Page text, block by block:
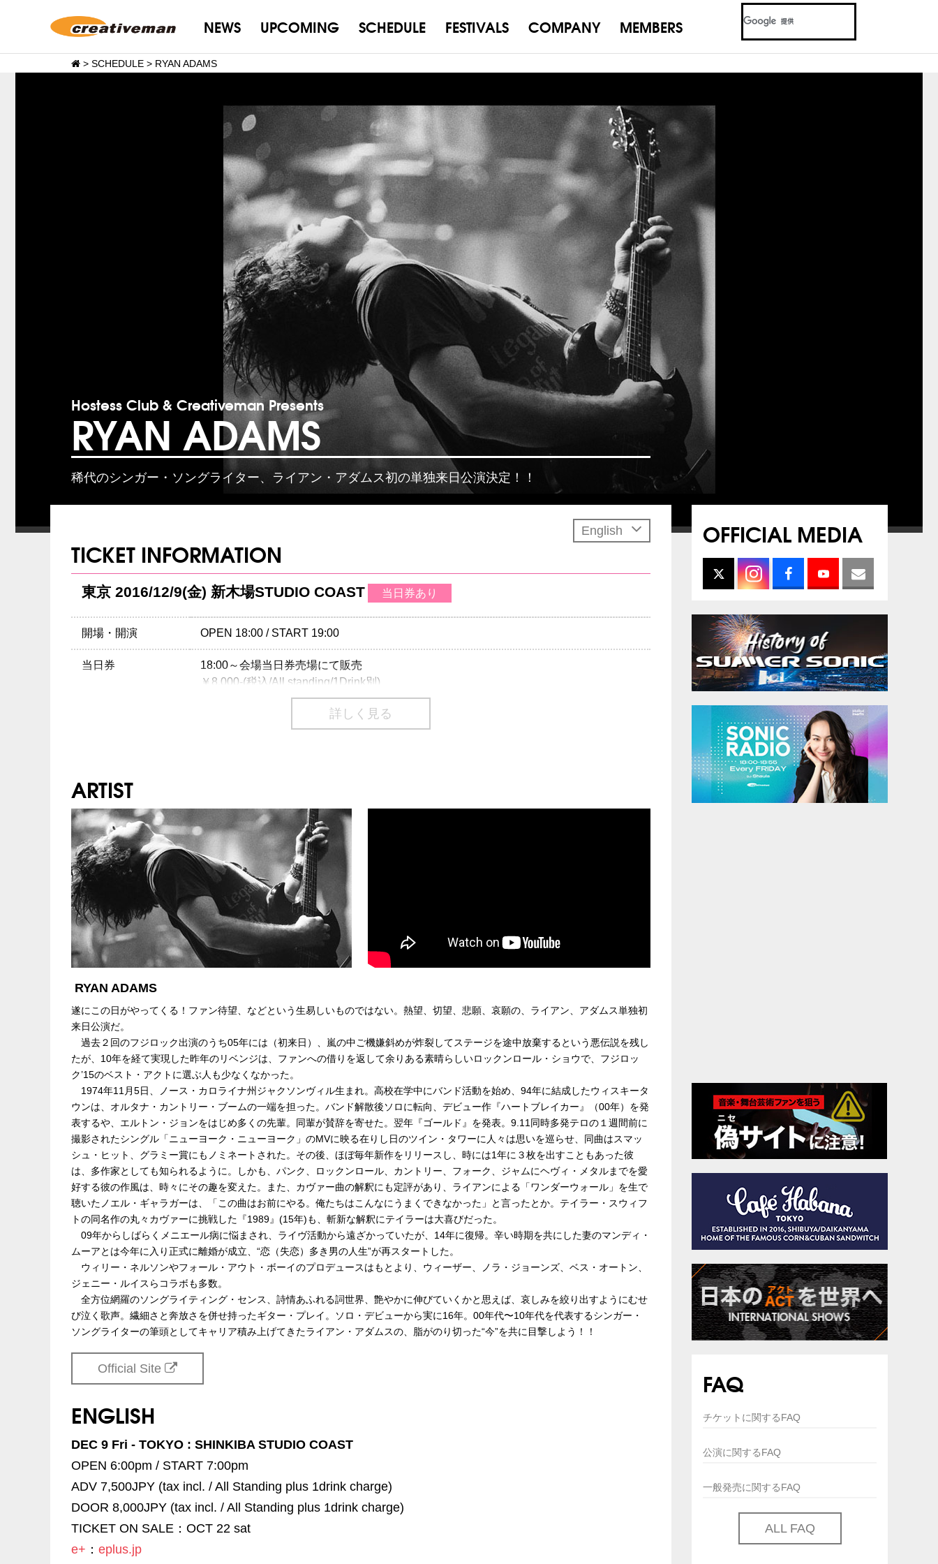
NEWS UPCOMING SCHEDULE FESTIVALS COMPANY MEMBERS
> SCHEDULE > RYAN ADAMS
Hostess Club & Creativeman Presents
RYAN ADAMS
稀代のシンガー・ソングライター、ライアン・アダムス初の単独来日公演決定！！
English
TICKET INFORMATION
東京 2016/12/9(金) 新木場STUDIO COAST 当日券あり
開場・開演 OPEN 18:00 / START 19:00
当日券
18:00～会場当日券売場にて販売
￥8,000-(税込/All standing/1Drink別)
￥7,500-(税込/All standing/1Drink別)
ローソンチケット：0570-084-003（Lコード：73706）
楽天チケット ：http://r-t.jp/ryanadams
※0570で始まる電話番号は、一部携帯・PHS不可
注意事項 未就学児（6歳未満）のご入場はお断りさせていただきます。
INFO クリエイティブマン TEL：03-3499-6669
主催：クリエイティブマン /Hostess Entertainment
詳しく見る
ARTIST
RYAN ADAMS
遂にこの日がやってくる！ファン待望、などという生易しいものではない。熱望、切望、悲願、哀願の、ライアン、アダムス単独初
来日公演だ。
過去２回のフジロック出演のうち05年には（初来日）、嵐の中ご機嫌斜めが炸裂してステージを途中放棄するという悪伝説を残し
たが、10年を経て実現した昨年のリベンジは、ファンへの借りを返して余りある素晴らしいロックンロール・ショウで、フジロッ
ク’15のベスト・アクトに選ぶ人も少なくなかった。
1974年11月5日、ノース・カロライナ州ジャクソンヴィル生まれ。高校在学中にバンド活動を始め、94年に結成したウィスキータ
ウンは、オルタナ・カントリー・ブームの一端を担った。バンド解散後ソロに転向、デビュー作『ハートブレイカー』（00年）を発
表するや、エルトン・ジョンをはじめ多くの先輩。同輩が賛辞を寄せた。翌年『ゴールド』を発表。9.11同時多発テロの１週間前に
撮影されたシングル「ニューヨーク・ニューヨーク」のMVに映る在りし日のツイン・タワーに人々は思いを巡らせ、同曲はスマッ
シュ・ヒット、グラミー賞にもノミネートされた。その後、ほぼ毎年新作をリリースし、時には1年に３枚を出すこともあった彼
は、多作家としても知られるように。しかも、パンク、ロックンロール、カントリー、フォーク、ジャムにヘヴィ・メタルまでを愛
好する彼の作風は、時々にその趣を変えた。また、カヴァー曲の解釈にも定評があり、ライアンによる「ワンダーウォール」を生で
聴いたノエル・ギャラガーは、「この曲はお前にやる。俺たちはこんなにうまくできなかった」と言ったとか。テイラー・スウィフ
トの同名作の丸々カヴァーに挑戦した『1989』(15年)も、斬新な解釈にテイラーは大喜びだった。
09年からしばらくメニエール病に悩まされ、ライヴ活動から遠ざかっていたが、14年に復帰。辛い時期を共にした妻のマンディ・
ムーアとは今年に入り正式に離婚が成立、“恋（失恋）多き男の人生”が再スタートした。
ウィリー・ネルソンやフォール・アウト・ボーイのプロデュースはもとより、ウィーザー、ノラ・ジョーンズ、ベス・オートン、
ジェニー・ルイスらコラボも多数。
全方位網羅のソングライティング・センス、詩情あふれる詞世界、艶やかに伸びていくかと思えば、哀しみを絞り出すようにむせ
び泣く歌声。繊細さと奔放さを併せ持ったギター・プレイ。ソロ・デビューから実に16年。00年代〜10年代を代表するシンガー・
ソングライターの筆頭としてキャリア積み上げてきたライアン・アダムスの、脂がのり切った“今”を共に目撃しよう！！
Official Site
ENGLISH
DEC 9 Fri - TOKYO : SHINKIBA STUDIO COAST
OPEN 6:00pm / START 7:00pm
ADV 7,500JPY (tax incl. / All Standing plus 1drink charge)
DOOR 8,000JPY (tax incl. / All Standing plus 1drink charge)
TICKET ON SALE：OCT 22 sat
e+ ： eplus.jp
OFFICIAL MEDIA
FAQ
チケットに関するFAQ
公演に関するFAQ
一般発売に関するFAQ
ALL FAQ